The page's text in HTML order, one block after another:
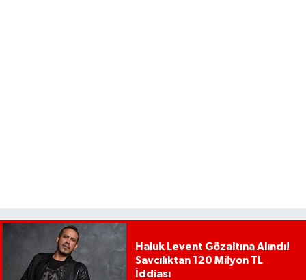
Haluk Levent Gözaltına Alındı!
Savcılıktan 120 Milyon TL
İddiası